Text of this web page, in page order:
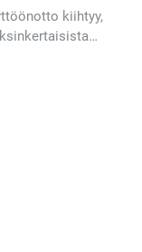
kiihtyy,
jotka
on
että julkisissa